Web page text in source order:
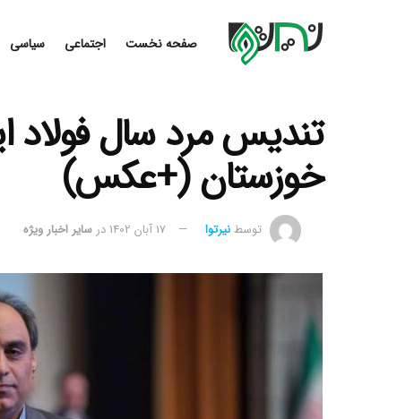
صفحه نخست اجتماعی سیاسی
تندیس مرد سال فولاد
خوزستان (+عکس)
توسطنیرتوا 17 آبان 1402 در سایر اخبار ویژه